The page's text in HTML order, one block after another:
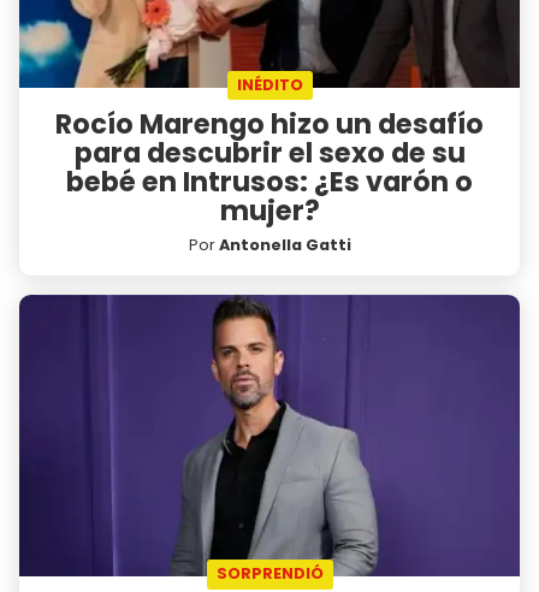
INÉDITO
Rocío Marengo hizo un desafío
para descubrir el sexo de su
bebé en Intrusos: ¿Es varón o
mujer?
PorAntonella Gatti
SORPRENDIÓ